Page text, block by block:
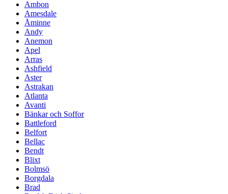
Ambon
Amesdale
Åminne
Andy
Anemon
Apel
Arras
Ashfield
Aster
Astrakan
Atlanta
Avanti
Bänkar och Soffor
Battleford
Belfort
Bellac
Bendt
Blixt
Bolmsö
Borgdala
Brad